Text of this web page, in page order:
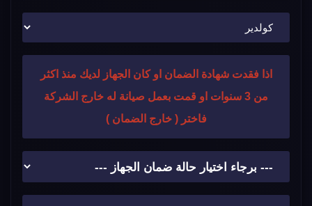
اذا فقدت شهادة الضمان او كان الجهاز لديك منذ اكثر
من 3 سنوات او قمت بعمل صيانة له خارج الشركة
فاختر ( خارج الضمان )